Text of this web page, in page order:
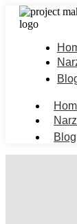
Blog